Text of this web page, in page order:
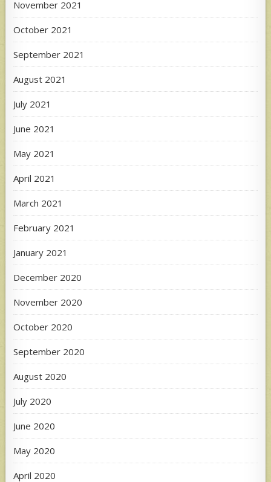
November 2021
October 2021
September 2021
August 2021
July 2021
June 2021
May 2021
April 2021
March 2021
February 2021
January 2021
December 2020
November 2020
October 2020
September 2020
August 2020
July 2020
June 2020
May 2020
April 2020